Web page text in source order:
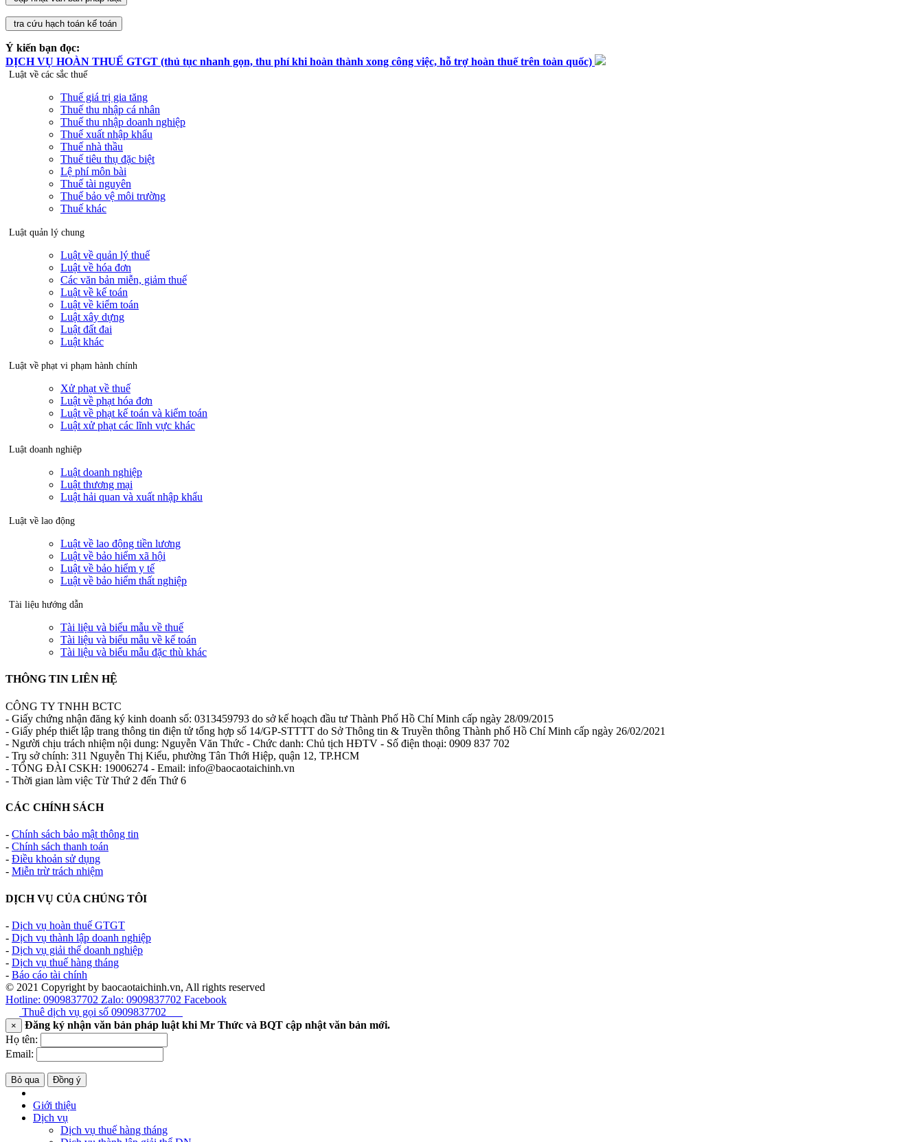
Ý kiến bạn đọc:
DỊCH VỤ HOÀN THUẾ GTGT (thủ tục nhanh gọn, thu phí khi hoàn thành xong công việc, hỗ trợ hoàn thuế trên toàn quốc)
Luật về các sắc thuế
Thuế giá trị gia tăng
Thuế thu nhập cá nhân
Thuế thu nhập doanh nghiệp
Thuế xuất nhập khẩu
Thuế nhà thầu
Thuế tiêu thụ đặc biệt
Lệ phí môn bài
Thuế tài nguyên
Thuế bảo vệ môi trường
Thuế khác
Luật quản lý chung
Luật về quản lý thuế
Luật về hóa đơn
Các văn bản miễn, giảm thuế
Luật về kế toán
Luật về kiểm toán
Luật xây dựng
Luật đất đai
Luật khác
Luật về phạt vi phạm hành chính
Xử phạt về thuế
Luật về phạt hóa đơn
Luật về phạt kế toán và kiểm toán
Luật xử phạt các lĩnh vực khác
Luật doanh nghiệp
Luật doanh nghiệp
Luật thương mại
Luật hải quan và xuất nhập khẩu
Luật về lao động
Luật về lao động tiền lương
Luật về bảo hiểm xã hội
Luật về bảo hiểm y tế
Luật về bảo hiểm thất nghiệp
Tài liệu hướng dẫn
Tài liệu và biểu mẫu về thuế
Tài liệu và biểu mẫu về kế toán
Tài liệu và biểu mẫu đặc thù khác
THÔNG TIN LIÊN HỆ
CÔNG TY TNHH BCTC
- Giấy chứng nhận đăng ký kinh doanh số: 0313459793 do sở kế hoạch đầu tư Thành Phố Hồ Chí Minh cấp ngày 28/09/2015
- Giấy phép thiết lập trang thông tin điện tử tổng hợp số 14/GP-STTTT do Sở Thông tin & Truyền thông Thành phố Hồ Chí Minh cấp ngày 26/02/2021
- Người chịu trách nhiệm nội dung: Nguyễn Văn Thức - Chức danh: Chủ tịch HĐTV - Số điện thoại: 0909 837 702
- Trụ sở chính: 311 Nguyễn Thị Kiểu, phường Tân Thới Hiệp, quận 12, TP.HCM
- TỔNG ĐÀI CSKH: 19006274 - Email: info@baocaotaichinh.vn
- Thời gian làm việc Từ Thứ 2 đến Thứ 6
CÁC CHÍNH SÁCH
- Chính sách bảo mật thông tin
- Chính sách thanh toán
- Điều khoản sử dụng
- Miễn trừ trách nhiệm
DỊCH VỤ CỦA CHÚNG TÔI
- Dịch vụ hoàn thuế GTGT
- Dịch vụ thành lập doanh nghiệp
- Dịch vụ giải thể doanh nghiệp
- Dịch vụ thuế hàng tháng
- Báo cáo tài chính
© 2021 Copyright by baocaotaichinh.vn, All rights reserved
Hotline: 0909837702 Zalo: 0909837702 Facebook
Thuê dịch vụ gọi số 0909837702
×
Đăng ký nhận văn bản pháp luật khi Mr Thức và BQT cập nhật văn bản mới.
Họ tên:
Email:
Bỏ qua Đồng ý
Giới thiệu
Dịch vụ
Dịch vụ thuế hàng tháng